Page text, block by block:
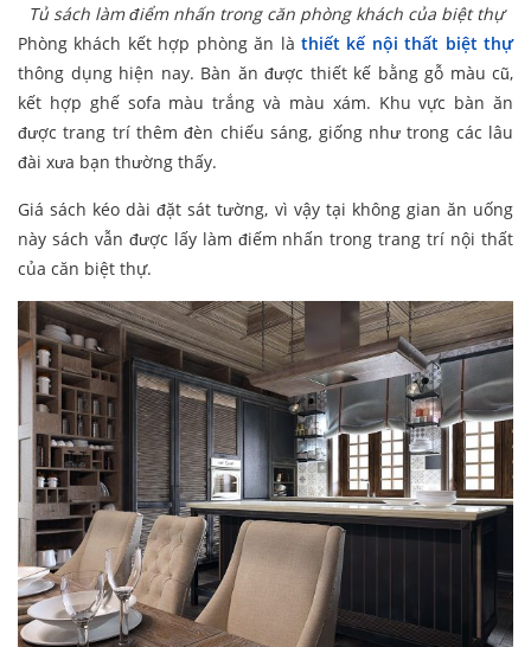
Tủ sách làm điểm nhấn trong căn phòng khách của biệt thự
Phòng khách kết hợp phòng ăn là thiết kế nội thất biệt thự
thông dụng hiện nay. Bàn ăn được thiết kế bằng gỗ màu cũ,
kết hợp ghế sofa màu trắng và màu xám. Khu vực bàn ăn
được trang trí thêm đèn chiếu sáng, giống như trong các lâu
đài xưa bạn thường thấy.
Giá sách kéo dài đặt sát tường, vì vậy tại không gian ăn uống
này sách vẫn được lấy làm điếm nhấn trong trang trí nội thất
của căn biệt thự.